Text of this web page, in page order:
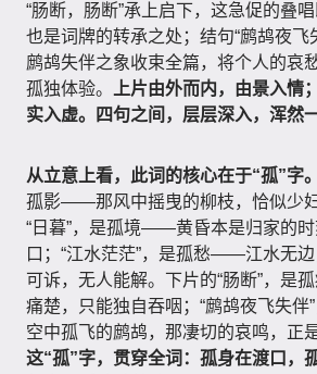
“肠断，肠断”承上启下，这急促的叠
也是词牌的转承之处；结句“鹧鸪夜飞
鹧鸪失伴之象收束全篇，将个人的哀
孤独体验。
上片由外而内，由景入情
实入虚。四句之间，层层深入，浑然一
从立意上看，此词的核心在于“孤”字。
孤影——那风中摇曳的柳枝，恰似少妇
“日暮”，是孤境——黄昏本是归家的
口；“江水茫茫”，是孤愁——江水无
可诉，无人能解。下片的“肠断”，是
痛楚，只能独自吞咽；“鹧鸪夜飞失
空中孤飞的鹧鸪，那凄切的哀鸣，正
这“孤”字，贯穿全词：孤身在渡口，